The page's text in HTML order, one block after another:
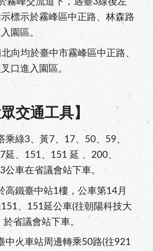
霧峰交流道下，遇臺3線後左
標示於霧峰區中正路、林森路
園區。
向均於臺中市霧峰區中正路、
口進入園區。
交通工具】
乘綠3、黃7、17、50、59、
延、151、151 延 、200、
公車在省議會站下車。
高鐵臺中站1樓，公車第14月
、151延公車(往朝陽科技大
省議會站下車。
中火車站周邊轉乘50路(往921